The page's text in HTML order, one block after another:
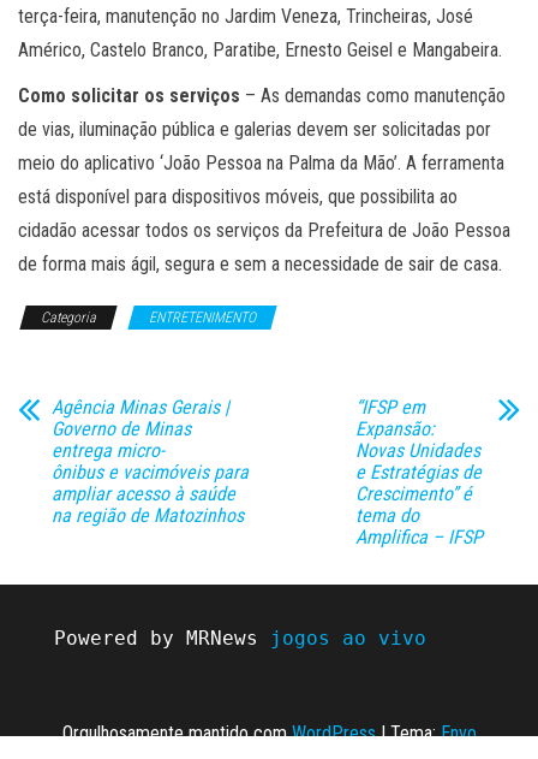
terça-feira, manutenção no Jardim Veneza, Trincheiras, José
Américo, Castelo Branco, Paratibe, Ernesto Geisel e Mangabeira.
Como solicitar os serviços – As demandas como manutenção
de vias, iluminação pública e galerias devem ser solicitadas por
meio do aplicativo ‘João Pessoa na Palma da Mão’. A ferramenta
está disponível para dispositivos móveis, que possibilita ao
cidadão acessar todos os serviços da Prefeitura de João Pessoa
de forma mais ágil, segura e sem a necessidade de sair de casa.
Categoria ENTRETENIMENTO
Agência Minas Gerais |
Governo de Minas
entrega micro-
ônibus e vacimóveis para
ampliar acesso à saúde
na região de Matozinhos
“IFSP em
Expansão:
Novas Unidades
e Estratégias de
Crescimento” é
tema do
Amplifica – IFSP
Powered by MRNews jogos ao vivo
Orgulhosamente mantido comWordPress |Tema:Envo